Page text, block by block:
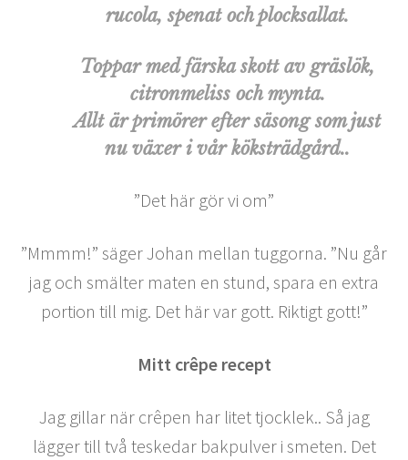
rucola, spenat och plocksallat.
Toppar med färska skott av gräslök,
citronmeliss och mynta.
Allt är primörer efter säsong som just
nu växer i vår köksträdgård..
”Det här gör vi om”
”Mmmm!” säger Johan mellan tuggorna. ”Nu går
jag och smälter maten en stund, spara en extra
portion till mig. Det här var gott. Riktigt gott!”
Mitt crêpe recept
Jag gillar när crêpen har litet tjocklek.. Så jag
lägger till två teskedar bakpulver i smeten. Det